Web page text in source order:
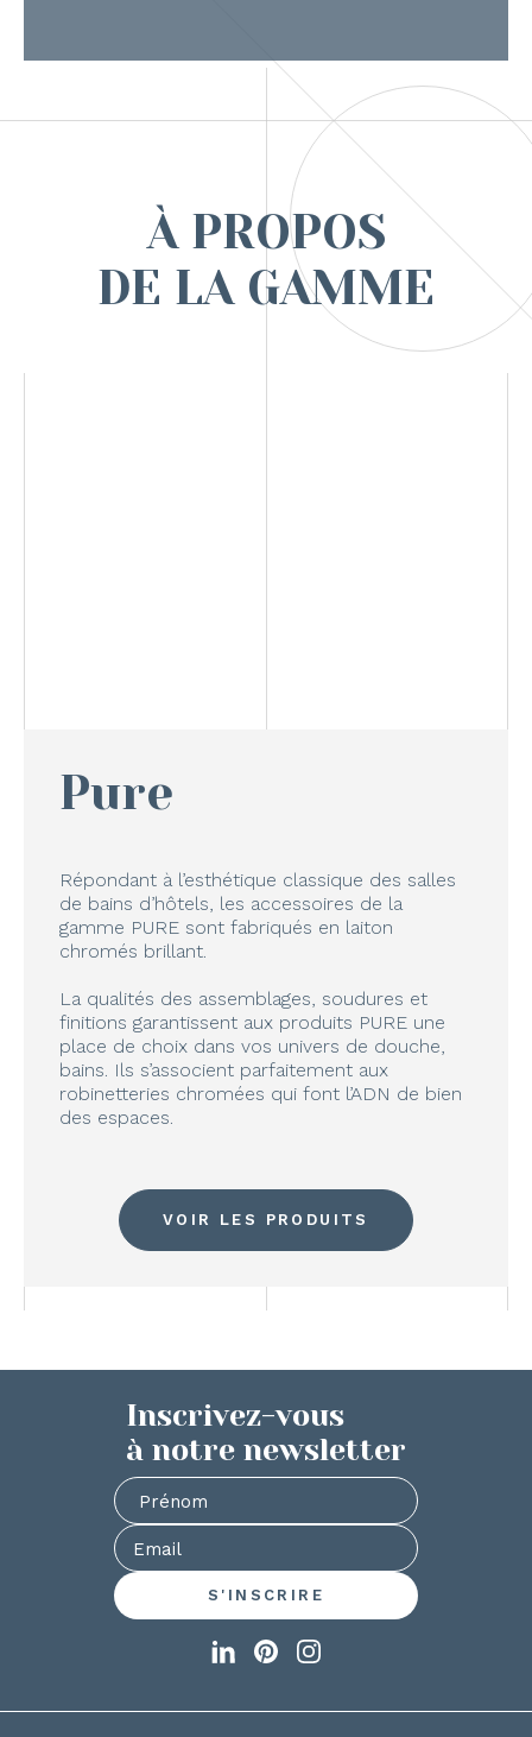
À PROPOS
DE LA GAMME
Pure
Répondant à l’esthétique classique des salles
de bains d’hôtels, les accessoires de la
gamme PURE sont fabriqués en laiton
chromés brillant.
La qualités des assemblages, soudures et
finitions garantissent aux produits PURE une
place de choix dans vos univers de douche,
bains. Ils s’associent parfaitement aux
robinetteries chromées qui font l’ADN de bien
des espaces.
VOIR LES PRODUITS
Inscrivez-vous
à notre newsletter